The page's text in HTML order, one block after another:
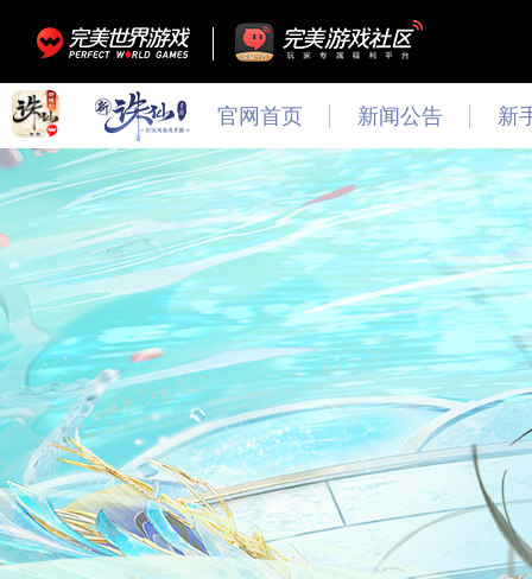
官网首页 新闻公告
最新
新闻
公告
活动
新